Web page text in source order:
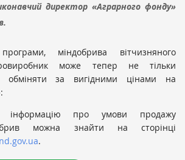
директор «Аграрного фонду»
міндобрива вітчизняного
може тепер не тільки
обміняти за вигідними цінами на
інформацію про умови продажу
можна знайти на сторінці
.